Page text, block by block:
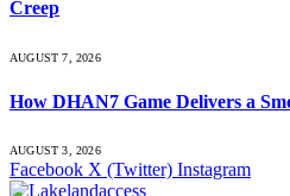
Creep
AUGUST 7, 2026
How DHAN7 Game Delivers a
AUGUST 3, 2026
Facebook X (Twitter) Instagram